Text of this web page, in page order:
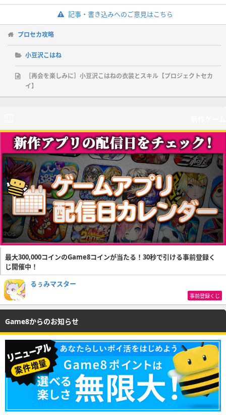
記事・書き込みへのご意見はこちら
プロセカ攻略
小豆沢こはね
［再会を楽しみに］小豆沢こはねの衣装とスキル【プロジェクトセカ
イ】
最大300,000コインのGame8コインが当たる！30秒で引ける事前登録く
じ開催中！
るぅみマスター
事前登録くじ
Game8からのお知らせ